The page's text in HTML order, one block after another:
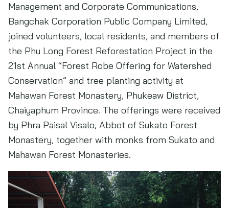
Management and Corporate Communications,
Bangchak Corporation Public Company Limited,
joined volunteers, local residents, and members of
the Phu Long Forest Reforestation Project in the
21st Annual “Forest Robe Offering for Watershed
Conservation” and tree planting activity at
Mahawan Forest Monastery, Phukeaw District,
Chaiyaphum Province. The offerings were received
by Phra Paisal Visalo, Abbot of Sukato Forest
Monastery, together with monks from Sukato and
Mahawan Forest Monasteries.